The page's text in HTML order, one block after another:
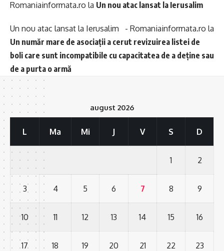
Romaniainformata.ro la Un nou atac lansat la Ierusalim
Un nou atac lansat la Ierusalim - Romaniainformata.ro la
Un număr mare de asociații a cerut revizuirea listei de
boli care sunt incompatibile cu capacitatea de a deține sau
de a purta o armă
august 2026
L Ma Mi J V S D
1 2
3 4 5 6 7 8 9
10 11 12 13 14 15 16
17 18 19 20 21 22 23